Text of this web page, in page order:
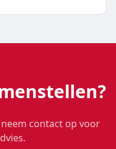
contact op voor